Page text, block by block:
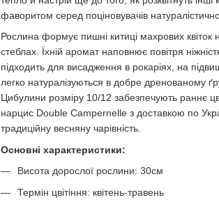
фаворитом серед поціновувачів
Рослина формує пишні китиці махрових
стеблах. Їхній аромат наповнює повітря
підходить для висадження в рокаріях, на
легко натуралізуються в добре дренованому
Цибулини розміру 10/12 забезпечують раннє
нарцис Double Campernelle з доставкою по
традиційну весняну чарівність.
Основні характеристики:
Висота дорослої рослини: 30см
Термін цвітіння: квітень-травень